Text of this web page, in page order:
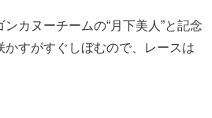
カヌーチームの“月下美人”と記念
すがすぐしぼむので、レースは